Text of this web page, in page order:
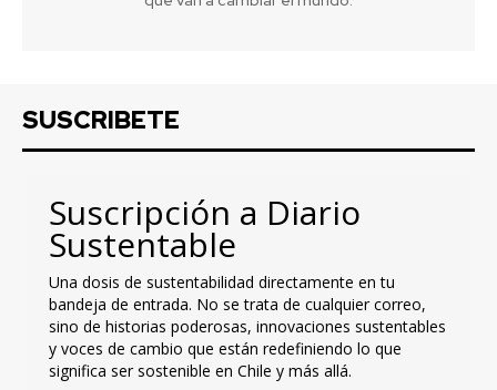
SUSCRIBETE
Suscripción a Diario
Sustentable
Una dosis de sustentabilidad directamente en tu
bandeja de entrada. No se trata de cualquier correo,
sino de historias poderosas, innovaciones sustentables
y voces de cambio que están redefiniendo lo que
significa ser sostenible en Chile y más allá.